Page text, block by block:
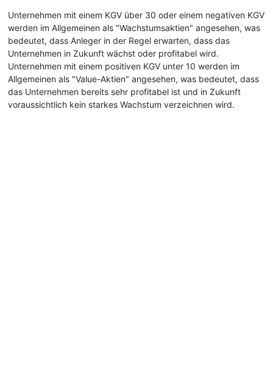
Unternehmen mit einem KGV über 30 oder einem negativen KGV
werden im Allgemeinen als "Wachstumsaktien" angesehen, was
bedeutet, dass Anleger in der Regel erwarten, dass das
Unternehmen in Zukunft wächst oder profitabel wird.
Unternehmen mit einem positiven KGV unter 10 werden im
Allgemeinen als "Value-Aktien" angesehen, was bedeutet, dass
das Unternehmen bereits sehr profitabel ist und in Zukunft
voraussichtlich kein starkes Wachstum verzeichnen wird.